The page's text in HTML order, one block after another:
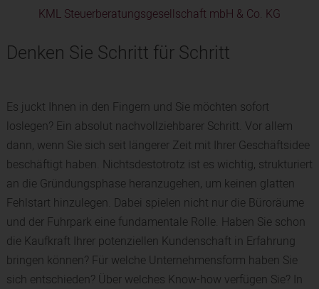
KML Steuerberatungsgesellschaft mbH & Co. KG
Denken Sie Schritt für Schritt
Es juckt Ihnen in den Fingern und Sie möchten sofort
loslegen? Ein absolut nachvollziehbarer Schritt. Vor allem
dann, wenn Sie sich seit längerer Zeit mit Ihrer Geschäftsidee
beschäftigt haben. Nichtsdestotrotz ist es wichtig, strukturiert
an die Gründungsphase heranzugehen, um keinen glatten
Fehlstart hinzulegen. Dabei spielen nicht nur die Büroräume
und der Fuhrpark eine fundamentale Rolle. Haben Sie schon
die Kaufkraft Ihrer potenziellen Kundenschaft in Erfahrung
bringen können? Für welche Unternehmensform haben Sie
sich entschieden? Über welches Know-how verfügen Sie? In